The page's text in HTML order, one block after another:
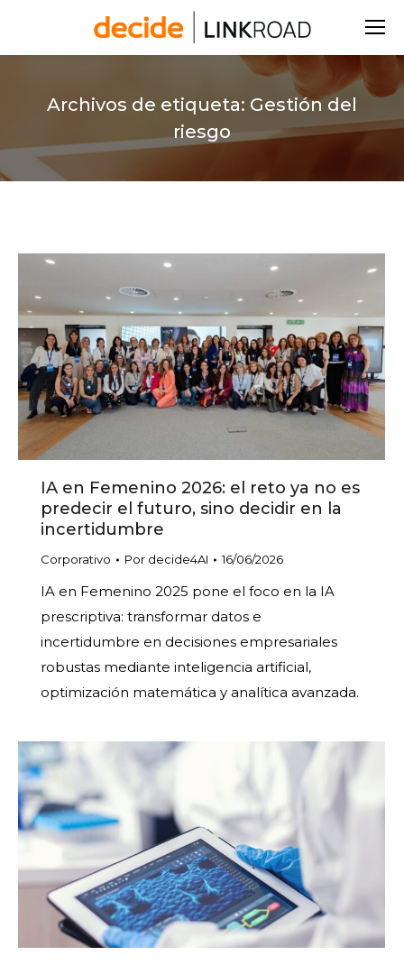
Archivos de etiqueta: Gestión del
riesgo
IA en Femenino 2026: el reto ya no es
predecir el futuro, sino decidir en la
incertidumbre
Corporativo Por decide4AI 16/06/2026
IA en Femenino 2025 pone el foco en la IA
prescriptiva: transformar datos e
incertidumbre en decisiones empresariales
robustas mediante inteligencia artificial,
optimización matemática y analítica avanzada.